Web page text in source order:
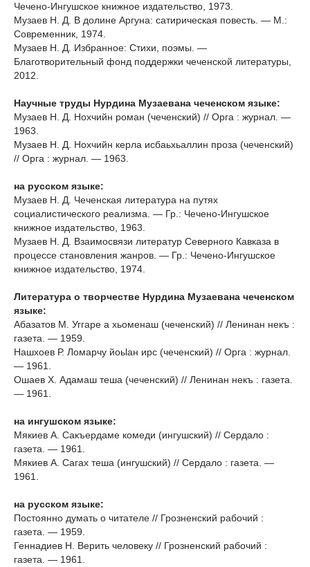
Чечено-Ингушское книжное издательство, 1973.
Музаев Н. Д. В долине Аргуна: сатирическая повесть. — М.:
Современник, 1974.
Музаев Н. Д. Избранное: Стихи, поэмы. —
Благотворительный фонд поддержки чеченской литературы,
2012.
Научные труды Нурдина Музаевана чеченском языке:
Музаев Н. Д. Нохчийн роман (чеченский) // Орга : журнал. —
1963.
Музаев Н. Д. Нохчийн керла исбаьхьаллин проза (чеченский)
// Орга : журнал. — 1963.
на русском языке:
Музаев Н. Д. Чеченская литература на путях
социалистического реализма. — Гр.: Чечено-Ингушское
книжное издательство, 1963.
Музаев Н. Д. Взаимосвязи литератур Северного Кавказа в
процессе становления жанров. — Гр.: Чечено-Ингушское
книжное издательство, 1974.
Литература о творчестве Нурдина Музаевана чеченском
языке:
Абазатов М. Уггаре а хьоменаш (чеченский) // Ленинан некъ :
газета. — 1959.
Нашхоев Р. Ломарчу йоьӏан ирс (чеченский) // Орга : журнал.
— 1961.
Ошаев Х. Адамаш теша (чеченский) // Ленинан некъ : газета.
— 1961.
на ингушском языке:
Мякиев А. Сакъердаме комеди (ингушский) // Сердало :
газета. — 1961.
Мякиев А. Сагах теша (ингушский) // Сердало : газета. —
1961.
на русском языке:
Постоянно думать о читателе // Грозненский рабочий :
газета. — 1959.
Геннадиев Н. Верить человеку // Грозненский рабочий :
газета. — 1961.